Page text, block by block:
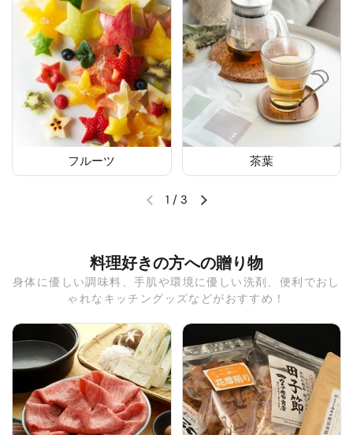
フルーツ 茶葉
1 / 3
料理好きの方への贈り物
身体に優しい調味料、手肌や環境に優しい洗剤、便利でおし
ゃれなキッチングッズなどがおすすめ！